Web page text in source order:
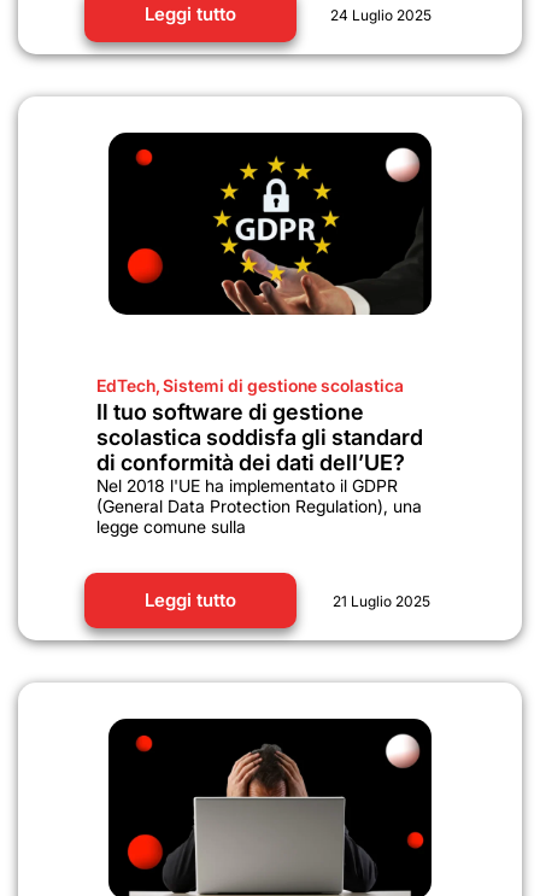
Leggi tutto 24 Luglio 2025
EdTech,Sistemi di gestione scolastica
Il tuo software di gestione
scolastica soddisfa gli standard
di conformità dei dati dell’UE?
Nel 2018 l'UE ha implementato il GDPR
(General Data Protection Regulation), una
legge comune sulla
Leggi tutto 21 Luglio 2025